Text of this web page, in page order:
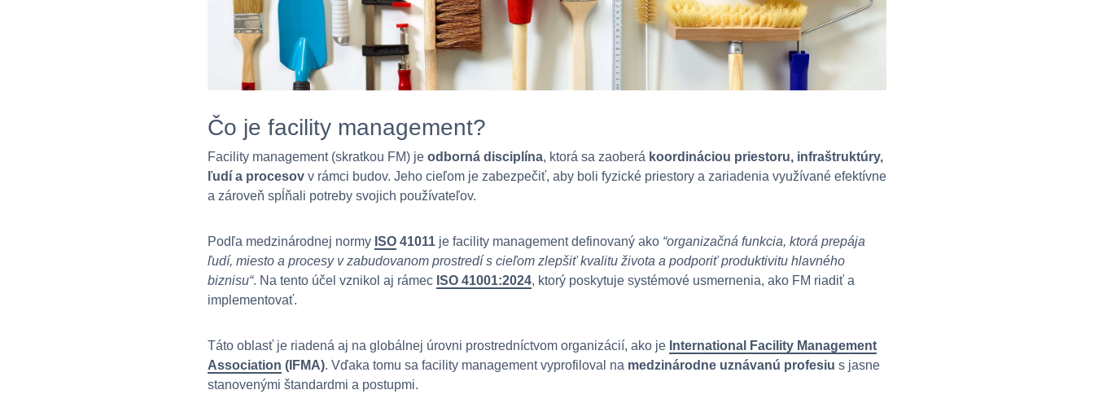
Čo je facility management?
Facility management (skratkou FM) je odborná disciplína, ktorá sa zaoberá koordináciou priestoru, infraštruktúry,
ľudí a procesov v rámci budov. Jeho cieľom je zabezpečiť, aby boli fyzické priestory a zariadenia využívané efektívne
a zároveň spĺňali potreby svojich používateľov.
Podľa medzinárodnej normy ISO 41011 je facility management definovaný ako “organizačná funkcia, ktorá prepája
ľudí, miesto a procesy v zabudovanom prostredí s cieľom zlepšiť kvalitu života a podporiť produktivitu hlavného
biznisu“. Na tento účel vznikol aj rámec ISO 41001:2024, ktorý poskytuje systémové usmernenia, ako FM riadiť a
implementovať.
Táto oblasť je riadená aj na globálnej úrovni prostredníctvom organizácií, ako je International Facility Management
Association (IFMA). Vďaka tomu sa facility management vyprofiloval na medzinárodne uznávanú profesiu s jasne
stanovenými štandardmi a postupmi.